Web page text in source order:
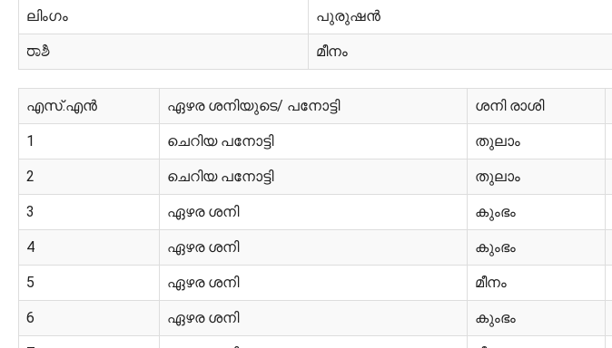
ലിംഗം പുരുഷൻ
ರಾಶಿ മീനം
എസ്.എൻ ഏഴര ശനിയുടെ/ പനോട്ടി ശനി രാശി
1 ചെറിയ പനോട്ടി തുലാം
2 ചെറിയ പനോട്ടി തുലാം
3 ഏഴര ശനി കുംഭം
4 ഏഴര ശനി കുംഭം
5 ഏഴര ശനി മീനം
6 ഏഴര ശനി കുംഭം